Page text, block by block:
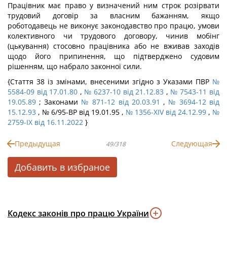
Працівник має право у визначений ним строк розірвати
трудовий договір за власним бажанням, якщо
роботодавець не виконує законодавство про працю, умови
колективного чи трудового договору, чинив мобінг
(цькування) стосовно працівника або не вживав заходів
щодо його припинення, що підтверджено судовим
рішенням, що набрало законної сили.
{Стаття 38 із змінами, внесеними згідно з Указами ПВР №
5584-09 від 17.01.80 , № 6237-10 від 21.12.83 , № 7543-11 від
19.05.89 ; Законами № 871-12 від 20.03.91 , № 3694-12 від
15.12.93 , № 6/95-ВР від 19.01.95 , № 1356-XIV від 24.12.99 , №
2759-IX від 16.11.2022 }
Предыдущая 49/318 Следующая
Добавить в избраное
Кодекс законів про працю України